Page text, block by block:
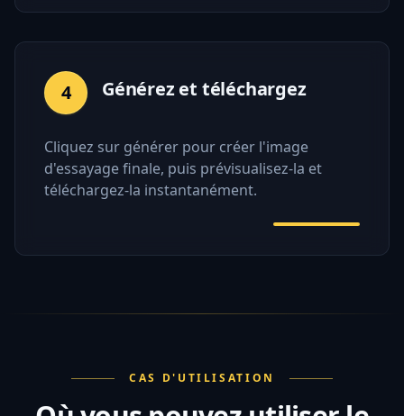
4 Générez et téléchargez
Cliquez sur générer pour créer l'image
d'essayage finale, puis prévisualisez-la et
téléchargez-la instantanément.
CAS D'UTILISATION